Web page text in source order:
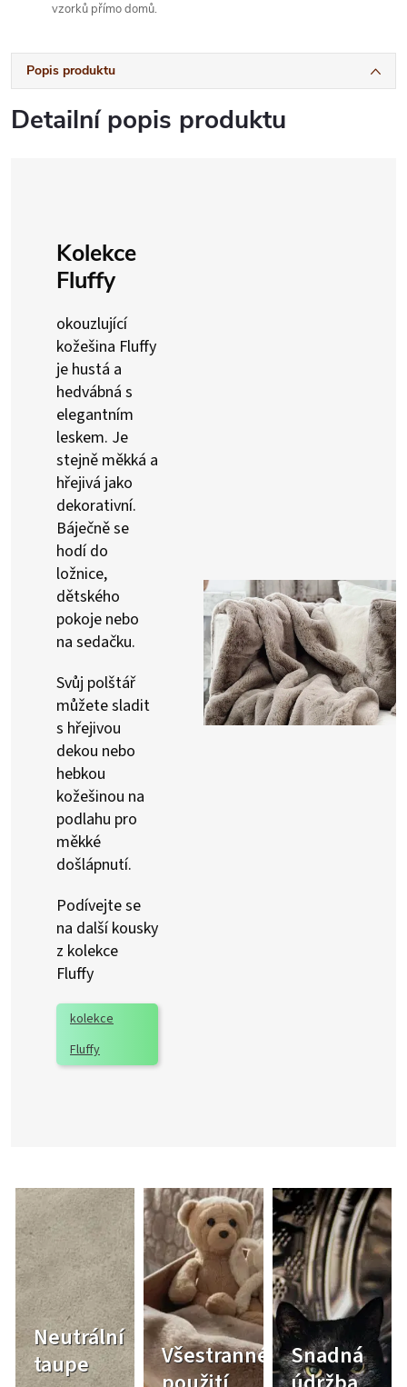
vzorků přímo domů.
Popis produktu
Detailní popis produktu
Kolekce
Fluffy
okouzlující
kožešina Fluffy
je hustá a
hedvábná s
elegantním
leskem. Je
stejně měkká a
hřejivá jako
dekorativní.
Báječně se
hodí do
ložnice,
dětského
pokoje nebo
na sedačku.
Svůj polštář
můžete sladit
s hřejivou
dekou nebo
hebkou
kožešinou na
podlahu pro
měkké
došlápnutí.
Podívejte se
na další kousky
z kolekce
Fluffy
kolekce
Fluffy
Neutrální
taupe
Všestranné
Snadná